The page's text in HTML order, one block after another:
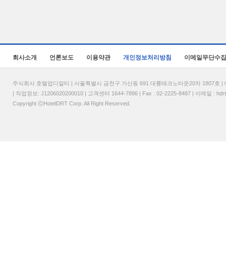
회사소개 언론보도 이용약관 개인정보처리방침 이메일무단수
주식회사 호텔업디알티 | 서울특별시 금천구 가산동 691 대륭테크노타운20차 1807
| 직업정보: J1206020200010 | 고객센터 1644-7896 | Fax : 02-2225-8487 | 이메일 :
Copyright ⓒHotelDRT Corp. All Right Reserved.